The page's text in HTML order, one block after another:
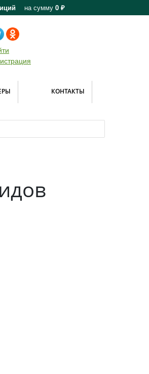
на сумму 0 ₽
КОНТАКТЫ